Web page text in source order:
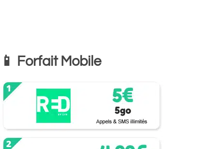
📱 Forfait Mobile